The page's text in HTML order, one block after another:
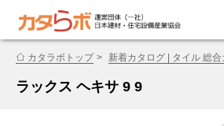
カタラボトップ 新着カタログ | タイル 総
ラックス ヘキサ 9 9